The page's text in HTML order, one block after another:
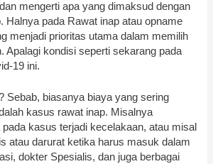
mengerti apa yang dimaksud dengan
Halnya pada Rawat inap atau opname
menjadi prioritas utama dalam memilih
Apalagi kondisi seperti sekarang pada
19 ini.
Sebab, biasanya biaya yang sering
kasus rawat inap. Misalnya
kasus terjadi kecelakaan, atau misal
atau darurat ketika harus masuk dalam
dokter Spesialis, dan juga berbagai